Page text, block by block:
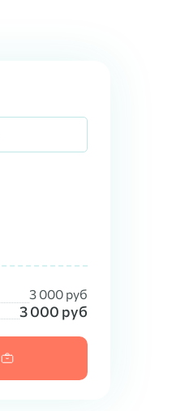
3 000 руб
3 000 руб